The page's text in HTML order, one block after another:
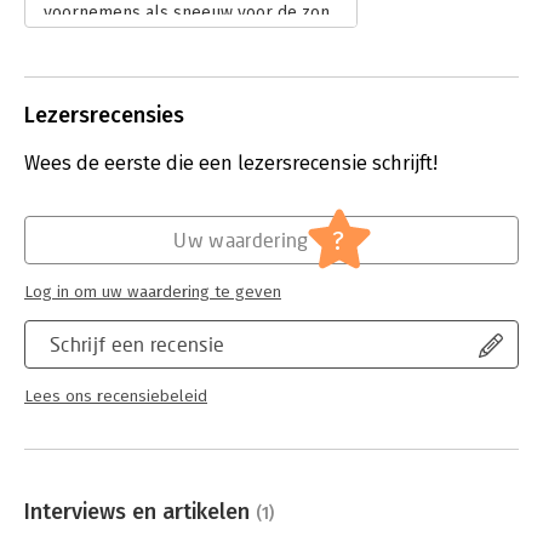
voornemens als sneeuw voor de zon
haalt’ geschreven.
Lezersrecensies
Wees de eerste die een lezersrecensie schrijft!
Schrijf een recensie
Lees ons recensiebeleid
Uw waardering ?
Log in om uw waardering te geven
Interviews en artikelen (1)